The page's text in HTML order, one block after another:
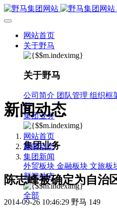
网站首页
关于野马
关于野马
公司简介 团队管理 组织框
们
集团业务
集团业务
外贸板块 金融板块 文旅板
新闻动态
全部
新闻动态
网站首页
新闻动态
集团新闻
陈志峰被确定为自治
2014-09-26 10:46:29 野马 149